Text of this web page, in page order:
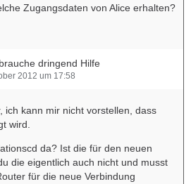
Zugangsdaten von Alice erhalten?
dringend Hilfe
2012 um 17:58
ich kann mir nicht vorstellen, dass
wird.
da? Ist die für den neuen
die eigentlich auch nicht und musst
für die neue Verbindung